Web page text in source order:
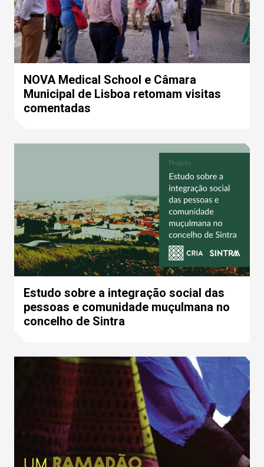
NOVA Medical School e Câmara
Municipal de Lisboa retomam visitas
comentadas
Estudo sobre a integração social das
pessoas e comunidade muçulmana no
concelho de Sintra